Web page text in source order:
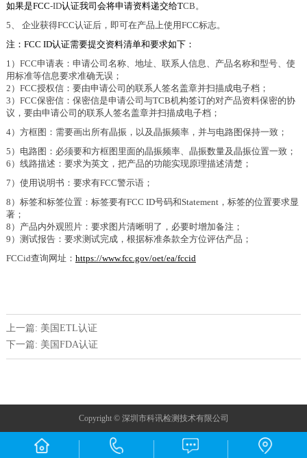
如果是FCC-ID认证我司会将申请资料递交给TCB。
5、 企业获得FCC认证后，即可在产品上使用FCC标志。
注： FCC ID认证需要提交资料清单和要求如下：
1）FCC申请表：申请公司名称、地址、联系人信息、产品名称和型号、使
用标准等信息要求准确无误；
2）FCC授权信：要由申请公司的联系人签名盖章并扫描成电子档；
3）FCC保密信：保密信是申请公司与TCB机构签订的对产品资料保密的协
议，要由申请公司的联系人签名盖章并扫描成电子档；
4）方框图：需要画出所有晶振，以及晶振频率，并与电路图保持一致；
5）电路图：必须要和方框图里面的晶振频率、晶振数量及晶振位置一致；
6）线路描述：要求为英文，把产品的功能实现原理描述清楚；
7）使用说明书：要求有FCC警示语；
8）标签和标签位置：标签要有FCC ID号码和Statement，标签的位置要求显
著；
8）产品内外观照片：要求图片清晰明了，必要时增加备注；
9）测试报告：要求测试完成，根据标准条款全方位评估产品；
FCCid查询网址： https://www.fcc.gov/oet/ea/fccid
上一篇: 美国ETL认证
下一篇: 美国FDA认证
Copyright © 深圳市科讯检测技术有限公司